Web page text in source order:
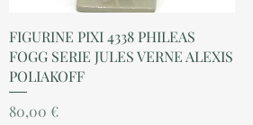
Aperçu rapide
FIGURINE PIXI 4338 PHILEAS
FOGG SERIE JULES VERNE ALEXIS
POLIAKOFF
Prix
80,00 €